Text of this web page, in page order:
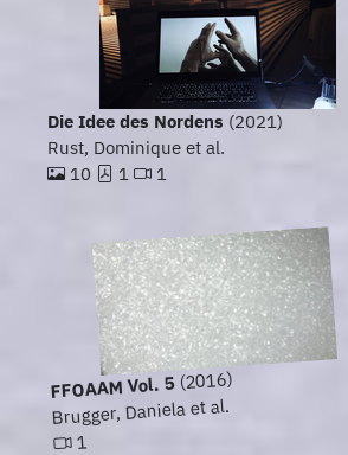
Die Idee des Nordens (2021)
Rust, Dominique et al.
10
1 1
FFOAAM Vol. 5(2016)
Brugger, Daniela et al.
1